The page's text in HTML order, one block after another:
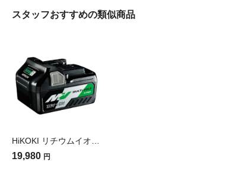
スタッフおすすめの類似商品
19,980 円